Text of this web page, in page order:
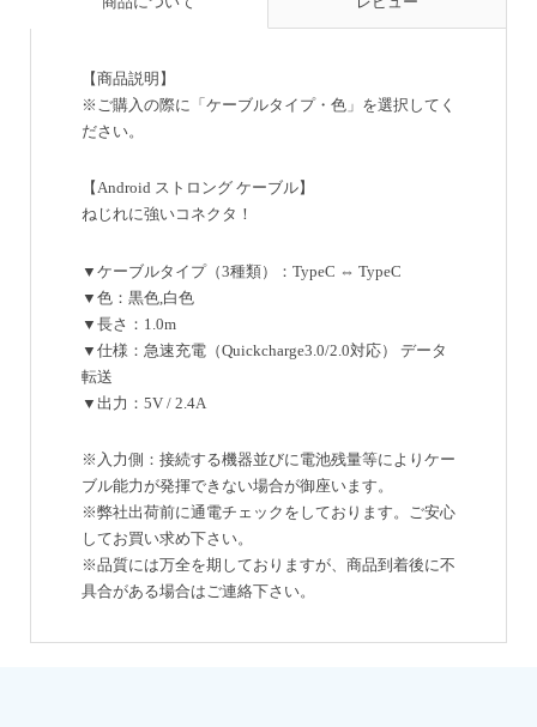
【商品説明】
※ご購入の際に「ケーブルタイプ・色」を選択してく
ださい。
【Android ストロング ケーブル】
ねじれに強いコネクタ！
▼ケーブルタイプ（3種類）：TypeC ⇔ TypeC
▼色：黒色,白色
▼長さ：1.0m
▼仕様：急速充電（Quickcharge3.0/2.0対応） データ
転送
▼出力：5V / 2.4A
※入力側：接続する機器並びに電池残量等によりケー
ブル能力が発揮できない場合が御座います。
※弊社出荷前に通電チェックをしております。ご安心
してお買い求め下さい。
※品質には万全を期しておりますが、商品到着後に不
具合がある場合はご連絡下さい。